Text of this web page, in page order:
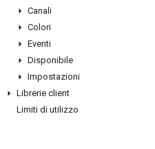
Canali
Colori
Eventi
Disponibile
Impostazioni
Librerie client
Limiti di utilizzo